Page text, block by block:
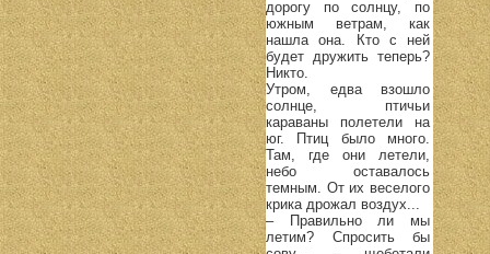
дорогу по солнцу, по
южным ветрам, как
нашла она. Кто с ней
будет дружить теперь?
Никто.
Утром, едва взошло
солнце, птичьи
караваны полетели на
юг. Птиц было много.
Там, где они летели,
небо оставалось
темным. От их веселого
крика дрожал воздух...
– Правильно ли мы
летим? Спросить бы